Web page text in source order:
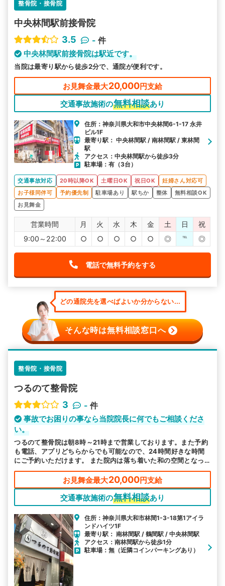
整骨院・接骨院
中央林間駅前接骨院
3.5
- 件
中央林間駅前接骨院は駅近です。
当院は最寄り駅から徒歩2分で、通院が便利です。
お見舞金最大20,000円支給
交通事故施術の無料相談あり
住所：神奈川県大和市中央林間6-1-17 永井
ビル1F
最寄り駅： 中央林間駅 / 南林間駅 / 東林間
駅
アクセス：中央林間駅から徒歩3分
駐車場：有（3台）
交通事故対応 20時以降OK 土曜日OK 祝日OK
妊婦さん対応可
お子様同伴可
予約優先制 駐車場あり 駅ちか 整体
無料相談OK
お見舞金
営業時間 月 火 水 木 金 土 日
祝
9:00～22:00
○ ○ ○ ○ ○ ◎ ℡ ◎
電話で無料予約をする
どの通院先を選べばよいか分からない...
そんな時は無料相談窓口へ
整骨院・接骨院
つるのて整骨院
3
- 件
事故でお困りの事なら当院院長に何でもご相談くださ
い。
つるのて整骨院は朝8時～21時まで営業しております。また予約
も電話、アプリどちらからでも可能なので、24時間好きな時間
にご予約いただけます。 また院内は落ち着いた和の空間となっ
ており、リラックスできる空間となっております。
お見舞金最大20,000円支給
交通事故施術の無料相談あり
住所：神奈川県大和市林間1-3-18第1アイラ
ンドハイツ1F
最寄り駅： 南林間駅 / 鶴間駅 / 中央林間駅
アクセス：南林間駅から徒歩1分
駐車場：無（近隣コインパーキングあり）